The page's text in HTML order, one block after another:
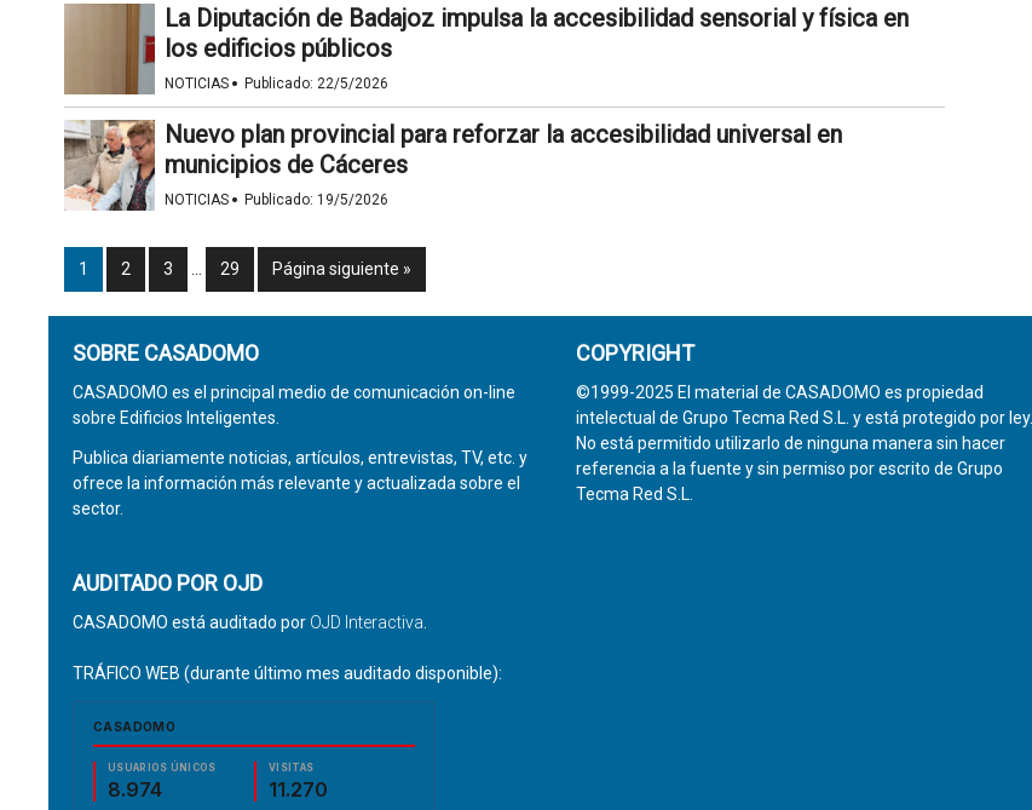
La Diputación de Badajoz impulsa la accesibilidad sensorial y física en
los edificios públicos
NOTICIAS · Publicado: 22/5/2026
Nuevo plan provincial para reforzar la accesibilidad universal en
municipios de Cáceres
NOTICIAS · Publicado: 19/5/2026
1 2 3 29 Página siguiente »
SOBRE CASADOMO
CASADOMO es el principal medio de comunicación on-line
sobre Edificios Inteligentes.
Publica diariamente noticias, artículos, entrevistas, TV, etc. y
ofrece la información más relevante y actualizada sobre el
sector.
AUDITADO POR OJD
CASADOMO está auditado por OJD Interactiva
TRÁFICO WEB (durante último mes auditado disponible):
COPYRIGHT
©1999-2025 El material de CASADOMO es propiedad
intelectual de Grupo Tecma Red S.L. y está protegido por ley.
No está permitido utilizarlo de ninguna manera sin hacer
referencia a la fuente y sin permiso por escrito de Grupo
Tecma Red S.L.